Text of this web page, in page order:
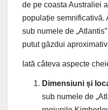
de pe coasta Australiei
populație semnificativă.
sub numele de
putut găzdui
Iată câteva aspecte
Dimensiuni și
sub numele de